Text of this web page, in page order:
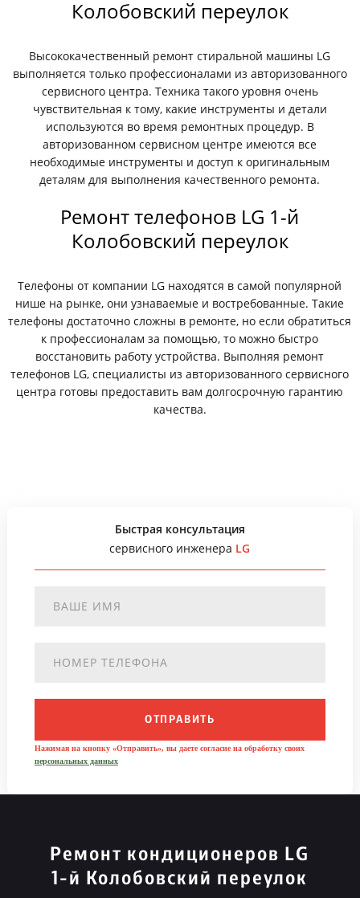
Колобовский переулок
Высококачественный ремонт стиральной машины LG
выполняется только профессионалами из авторизованного
сервисного центра. Техника такого уровня очень
чувствительная к тому, какие инструменты и детали
используются во время ремонтных процедур. В
авторизованном сервисном центре имеются все
необходимые инструменты и доступ к оригинальным
деталям для выполнения качественного ремонта.
Ремонт телефонов LG 1-й
Колобовский переулок
Телефоны от компании LG находятся в самой популярной
нише на рынке, они узнаваемые и востребованные. Такие
телефоны достаточно сложны в ремонте, но если обратиться
к профессионалам за помощью, то можно быстро
восстановить работу устройства. Выполняя ремонт
телефонов LG, специалисты из авторизованного сервисного
центра готовы предоставить вам долгосрочную гарантию
качества.
Быстрая консультация
сервисного инженера LG
ОТПРАВИТЬ
Нажимая на кнопку «Отправить», вы даете согласие на обработку своих
персональных данных
Ремонт кондиционеров LG
1-й Колобовский переулок